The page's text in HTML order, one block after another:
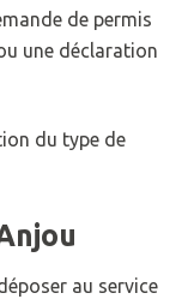
de permis
une déclaration
du type de
au service